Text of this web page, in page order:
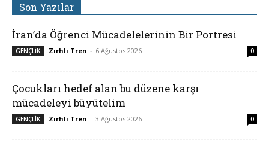
Son Yazılar
İran’da Öğrenci Mücadelelerinin Bir Portresi
GENÇLİK Zırhlı Tren - 6 Ağustos 2026 0
Çocukları hedef alan bu düzene karşı
mücadeleyi büyütelim
GENÇLİK Zırhlı Tren - 3 Ağustos 2026 0